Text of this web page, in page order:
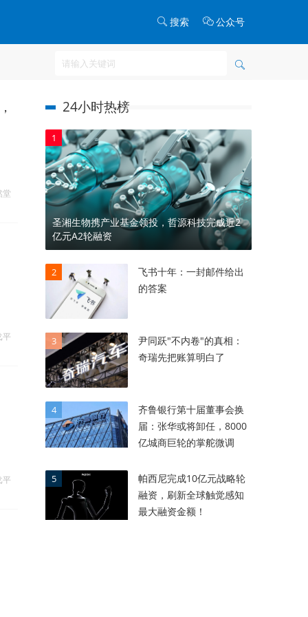
搜索 公众号
堂
平
平
24小时热榜
1
圣湘生物携产业基金领投，哲源科技完成近2
亿元A2轮融资
2
飞书十年：一封邮件给出
的答案
3
尹同跃"不内卷"的真相：
奇瑞先把账算明白了
4
齐鲁银行第十届董事会换
届：张华或将卸任，8000
亿城商巨轮的掌舵微调
5
帕西尼完成10亿元战略轮
融资，刷新全球触觉感知
最大融资金额！